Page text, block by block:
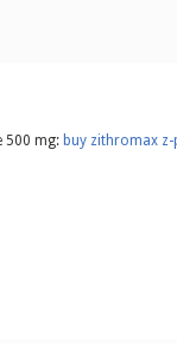
500 mg: buy zithromax z-